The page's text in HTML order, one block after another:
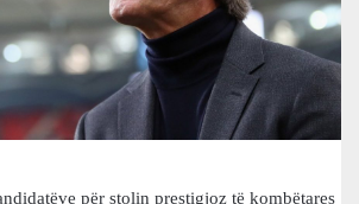
për stolin prestigjoz të kombëtares